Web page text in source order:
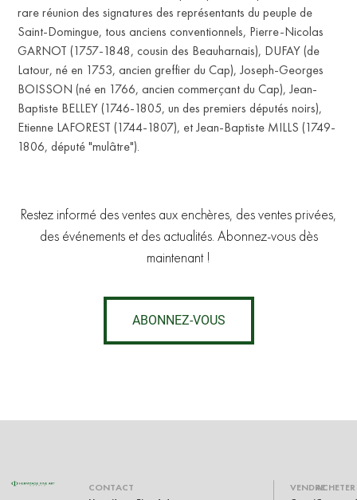
rare réunion des signatures des représentants du peuple de
Saint-Domingue, tous anciens conventionnels, Pierre-Nicolas
GARNOT (1757-1848, cousin des Beauharnais), DUFAY (de
Latour, né en 1753, ancien greffier du Cap), Joseph-Georges
BOISSON (né en 1766, ancien commerçant du Cap), Jean-
Baptiste BELLEY (1746-1805, un des premiers députés noirs),
Etienne LAFOREST (1744-1807), et Jean-Baptiste MILLS (1749-
1806, député "mulâtre").
Restez informé des ventes aux enchères, des ventes privées,
des événements et des actualités. Abonnez-vous dès
maintenant !
ABONNEZ-VOUS
CONTACT
VENDREACHETER